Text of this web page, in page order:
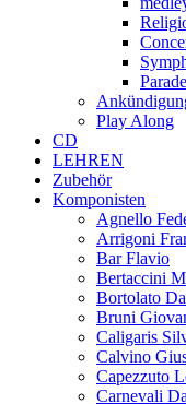
Play Along
CD
LEHREN
Zubehör
Komponisten
Agnello
Arrigoni
Bar Flavio
Bertaccini
Bortolato
Bruni
Caligaris
Calvino
Capezzuto
Carnevali